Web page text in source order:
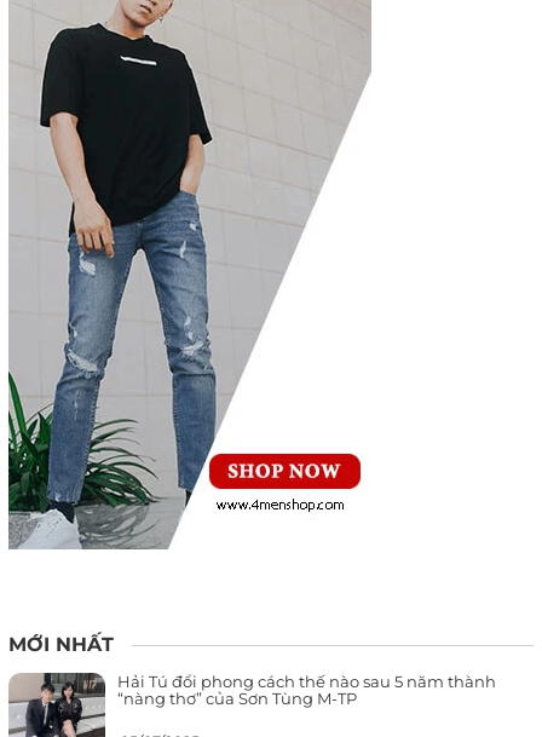
MỚI NHẤT
Hải Tú đổi phong cách thế nào sau 5 năm thành
“nàng thơ” của Sơn Tùng M-TP